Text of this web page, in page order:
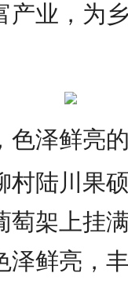
产业，为
色泽鲜亮
村陆川果
萄架上挂
泽鲜亮，